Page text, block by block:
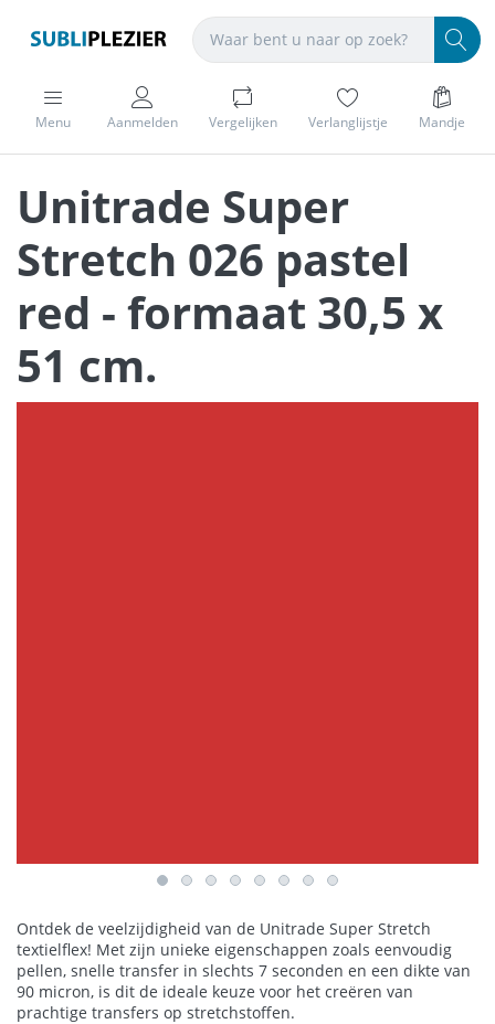
Menu Aanmelden Vergelijken Verlanglijstje Mandje
Unitrade Super
Stretch 026 pastel
red - formaat 30,5 x
51 cm.
Ontdek de veelzijdigheid van de Unitrade Super Stretch
textielflex! Met zijn unieke eigenschappen zoals eenvoudig
pellen, snelle transfer in slechts 7 seconden en een dikte van
90 micron, is dit de ideale keuze voor het creëren van
prachtige transfers op stretchstoffen.